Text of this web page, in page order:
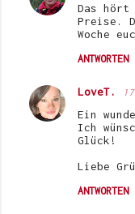
Das
Preise.
Woche
ANTWORTEN
LoveT.
Ein
Ich
Glück!
Liebe
ANTWORTEN